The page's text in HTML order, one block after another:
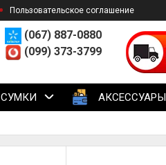
Пользовательское соглашение
(067) 887-0880
(099) 373-3799
СУМКИ АКСЕССУАРЫ